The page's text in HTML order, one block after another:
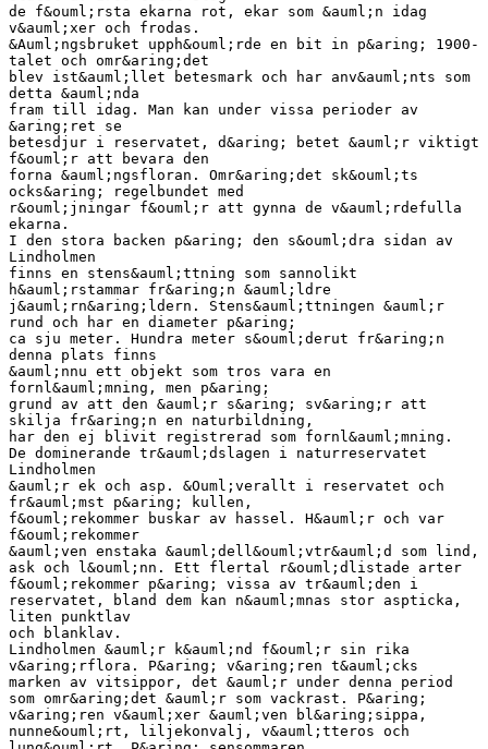
de f&ouml;rsta ekarna rot, ekar som &auml;n idag
v&auml;xer och frodas.
&Auml;ngsbruket upph&ouml;rde en bit in p&aring; 1900-
talet och omr&aring;det
blev ist&auml;llet betesmark och har anv&auml;nts som
detta &auml;nda
fram till idag. Man kan under vissa perioder av
&aring;ret se
betesdjur i reservatet, d&aring; betet &auml;r viktigt
f&ouml;r att bevara den
forna &auml;ngsfloran. Omr&aring;det sk&ouml;ts
ocks&aring; regelbundet med
r&ouml;jningar f&ouml;r att gynna de v&auml;rdefulla
ekarna.
I den stora backen p&aring; den s&ouml;dra sidan av
Lindholmen
finns en stens&auml;ttning som sannolikt
h&auml;rstammar fr&aring;n &auml;ldre
j&auml;rn&aring;ldern. Stens&auml;ttningen &auml;r
rund och har en diameter p&aring;
ca sju meter. Hundra meter s&ouml;derut fr&aring;n
denna plats finns
&auml;nnu ett objekt som tros vara en
fornl&auml;mning, men p&aring;
grund av att den &auml;r s&aring; sv&aring;r att
skilja fr&aring;n en naturbildning,
har den ej blivit registrerad som fornl&auml;mning.
De dominerande tr&auml;dslagen i naturreservatet
Lindholmen
&auml;r ek och asp. &Ouml;verallt i reservatet och
fr&auml;mst p&aring; kullen,
f&ouml;rekommer buskar av hassel. H&auml;r och var
f&ouml;rekommer
&auml;ven enstaka &auml;dell&ouml;vtr&auml;d som lind,
ask och l&ouml;nn. Ett flertal r&ouml;dlistade arter
f&ouml;rekommer p&aring; vissa av tr&auml;den i
reservatet, bland dem kan n&auml;mnas stor aspticka,
liten punktlav
och blanklav.
Lindholmen &auml;r k&auml;nd f&ouml;r sin rika
v&aring;rflora. P&aring; v&aring;ren t&auml;cks
marken av vitsippor, det &auml;r under denna period
som omr&aring;det &auml;r som vackrast. P&aring;
v&aring;ren v&auml;xer &auml;ven bl&aring;sippa,
nunne&ouml;rt, liljekonvalj, v&auml;tteros och